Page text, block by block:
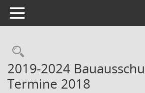
Toggle navigation
Rechercheauswahl
2019-2024
Termine 2018